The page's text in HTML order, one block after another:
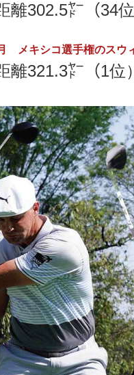
離302.5㍎（34位
メキシコ選手権のスウ
離321.3㍎（1位）